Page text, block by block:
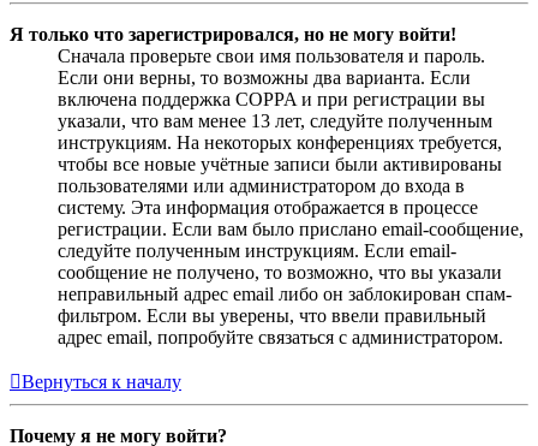
Я только что зарегистрировался, но не могу войти!
Сначала проверьте свои имя пользователя и пароль.
Если они верны, то возможны два варианта. Если
включена поддержка COPPA и при регистрации вы
указали, что вам менее 13 лет, следуйте полученным
инструкциям. На некоторых конференциях требуется,
чтобы все новые учётные записи были активированы
пользователями или администратором до входа в
систему. Эта информация отображается в процессе
регистрации. Если вам было прислано email-сообщение,
следуйте полученным инструкциям. Если email-
сообщение не получено, то возможно, что вы указали
неправильный адрес email либо он заблокирован спам-
фильтром. Если вы уверены, что ввели правильный
адрес email, попробуйте связаться с администратором.
Вернуться к началу
Почему я не могу войти?